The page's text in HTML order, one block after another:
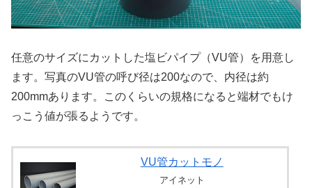
任意のサイズにカットした塩ビパイプ（VU管）を用意し
ます。写真のVU管の呼び径は200なので、内径は約
200mmあります。このくらいの規格になると端材でもけ
っこう値が張るようです。
VU管カットモノ
アイネット